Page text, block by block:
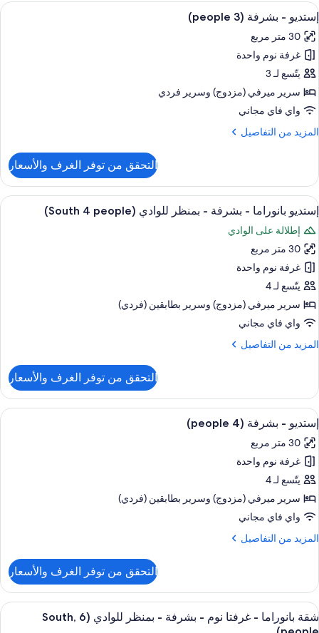
بشرفة
people)
استعراض
جميع
صور
إستديو
-
بشرفة
(3
people)
19
إستديو - بشرفة (3 people)
30 متر مربع
غرفة نوم واحدة
يتّسع لـ 3
سرير ميرفي (مزدوج)‫‬ وسرير فردي
واي فاي مجاني
المزيد من التفاصيل
المزيد
إستديو
بشرفة
people)
التحقق من توفر الغرف والأسعار
استعراض
جميع
صور
إستديو
بانوراما
-
بشرفة
-
بمنظر
للوادي
people)
ألحفة محشوة بالريش وخزنة داخل الغرفة
9
إستديو بانوراما - بشرفة - بمنظر للوادي (South 4 people)
إطلالة على الوادي
30 متر مربع
غرفة نوم واحدة
يتّسع لـ 4
سرير ميرفي (مزدوج)‫‬ وسرير بطابقين (فردي)
واي فاي مجاني
المزيد من التفاصيل
المزيد
إستديو
بانوراما
-
بشرفة
بمنظر
للوادي
(South
4
people)
التحقق من توفر الغرف والأسعار
استعراض
جميع
صور
إستديو
-
بشرفة
(4
people)
16
إستديو - بشرفة (4 people)
30 متر مربع
غرفة نوم واحدة
يتّسع لـ 4
سرير ميرفي (مزدوج)‫‬ وسرير بطابقين (فردي)
واي فاي مجاني
المزيد من التفاصيل
المزيد
إستديو
بشرفة
(4
التحقق من توفر الغرف والأسعار
استعراض
جميع
11
شقة بانوراما - غرفتا نوم - بشرفة - بمنظر للوادي (South, 6